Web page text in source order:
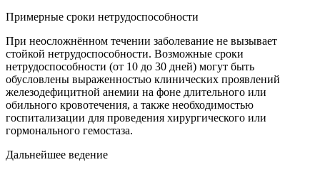
Примерные сроки нетрудоспособности
При неосложнённом течении заболевание не вызывает
стойкой нетрудоспособности. Возможные сроки
нетрудоспособности (от 10 до 30 дней) могут быть
обусловлены выраженностью клинических проявлений
железодефицитной анемии на фоне длительного или
обильного кровотечения, а также необходимостью
госпитализации для проведения хирургического или
гормонального гемостаза.
Дальнейшее ведение